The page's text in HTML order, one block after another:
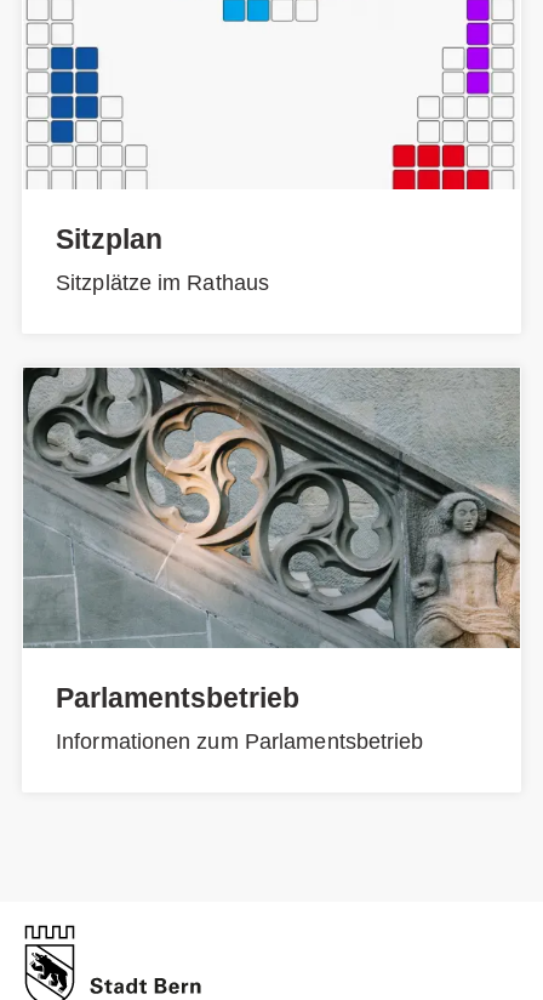
Sitzplan
Sitzplätze im Rathaus
Parlamentsbetrieb
Informationen zum Parlamentsbetrieb